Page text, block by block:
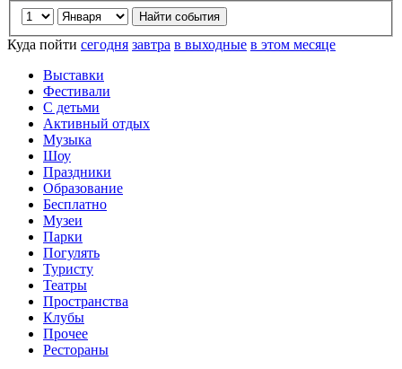
Куда пойти сегодня завтра в выходные в этом месяце
Выставки
Фестивали
С детьми
Активный отдых
Музыка
Шоу
Праздники
Образование
Бесплатно
Музеи
Парки
Погулять
Туристу
Театры
Пространства
Клубы
Прочее
Рестораны